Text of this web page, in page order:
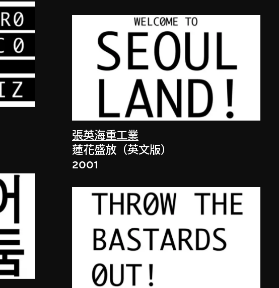
張英海重工業
蓮花盛放（英文版）
2001